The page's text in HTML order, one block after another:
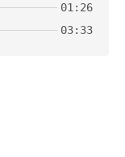
01:26
03:33